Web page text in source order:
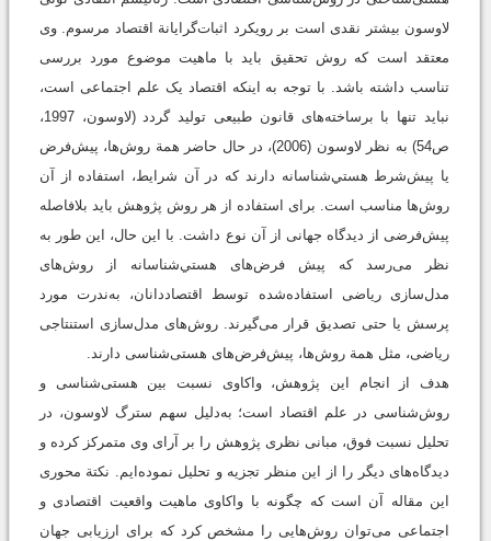
لاوسون بیشتر نقدی است بر رویکرد اثبات‌گرایانة اقتصاد مرسوم. وی
معتقد است که روش تحقیق باید با ماهیت موضوع مورد بررسی
تناسب داشته باشد. با توجه به اینکه اقتصاد یک علم اجتماعی است،
نباید تنها با برساخته‌های قانون طبیعی تولید گردد (لاوسون، 1997،
ص54) به نظر لاوسون (2006)، در حال حاضر همة روش‌ها، پیش‌فرض
یا پیش‌شرط هستي‌شناسانه دارند که در آن شرایط، استفاده از آن
روش‌ها مناسب است. برای استفاده از هر روش پژوهش باید بلافاصله
پیش‌فرضی از دیدگاه جهانی از آن نوع داشت. با این حال، این طور به
نظر می‌رسد که پیش فرض‌های هستي‌شناسانه از روش‌های
مدل‌سازی ریاضی استفاده‌شده توسط اقتصاددانان، به‌ندرت مورد
پرسش یا حتی تصدیق قرار می‌گیرند. روش‌های مدل‌سازی استنتاجی
ریاضی، مثل همة روش‌ها، پیش‌فرض‌های هستی‌شناسی دارند.
هدف از انجام این پژوهش، واکاوی نسبت بین هستی‌شناسی و
روش‌شناسی در علم اقتصاد است؛ به‌دلیل سهم سترگ لاوسون، در
تحلیل نسبت فوق، مبانی نظری پژوهش را بر آرای وی متمرکز کرده و
دیدگاه‌های دیگر را از این منظر تجزیه و تحلیل نموده‌ایم. نکتة محوری
این مقاله آن است که چگونه با واکاوی ماهیت واقعیت اقتصادی و
اجتماعی می‌توان روش‌هایی را مشخص‌ کرد که برای ارزیابی جهان